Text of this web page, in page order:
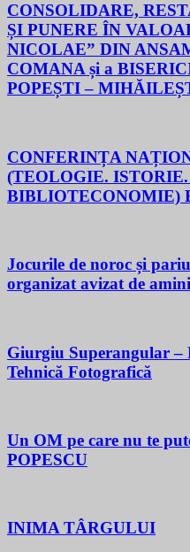
CONSOLIDARE,
ȘI PUNERE ÎN
NICOLAE” DIN
COMANA și a
POPEȘTI –
CONFERINȚA
(TEOLOGIE.
BIBLIOTECONOMIE)
Jocurile de noroc și
organizat avizat de
Giurgiu Superangular –
Tehnică Fotografică
Un OM pe care nu te
POPESCU
INIMA TÂRGULUI